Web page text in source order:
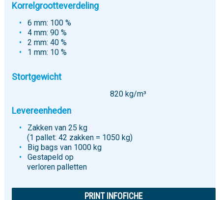
Korrelgrootteverdeling
6 mm: 100 %
4 mm: 90 %
2 mm: 40 %
1 mm: 10 %
Stortgewicht
820 kg/m³
Levereenheden
Zakken van 25 kg
(1 pallet: 42 zakken = 1050 kg)
Big bags van 1000 kg
Gestapeld op
verloren palletten
PRINT INFOFICHE